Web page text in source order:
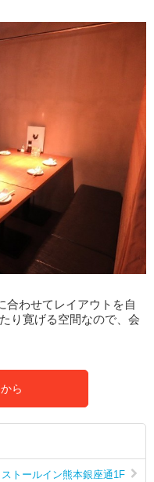
合わせてレイアウトを自
り寛げる空間なので、会
ら
トールイン熊本銀座通1F